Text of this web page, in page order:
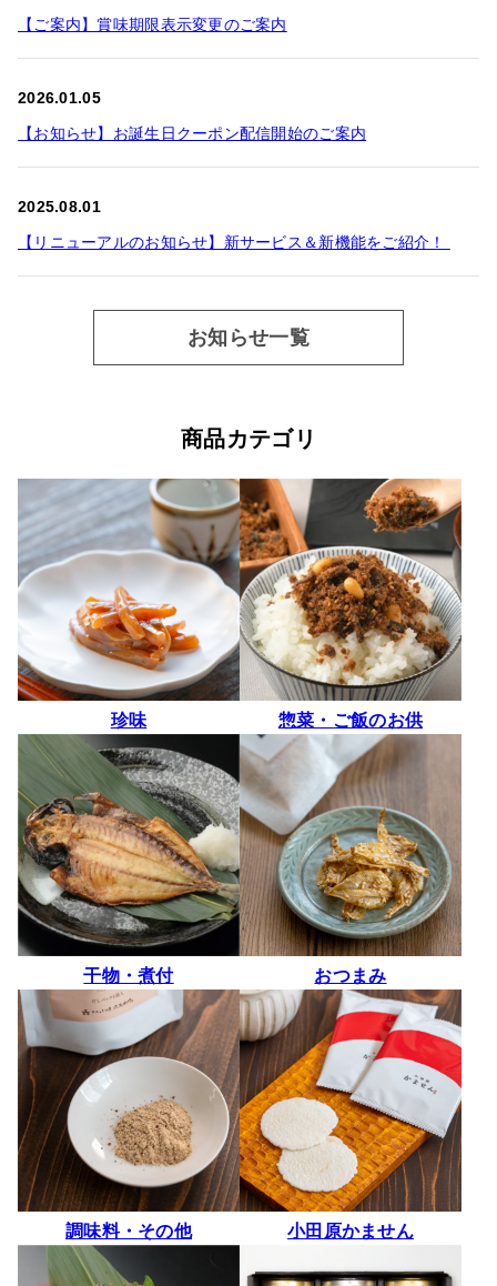
【ご案内】賞味期限表示変更のご案内
2026.01.05
【お知らせ】お誕生日クーポン配信開始のご案内
2025.08.01
【リニューアルのお知らせ】新サービス＆新機能をご紹介！
お知らせ一覧
商品カテゴリ
珍味 惣菜・ご飯のお供
干物・煮付 おつまみ
調味料・その他 小田原かません